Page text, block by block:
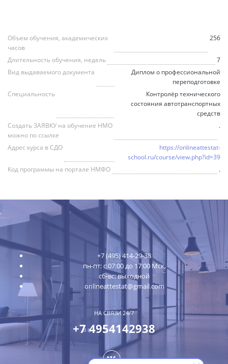
Объем обучения, академических
часов
256
Длительность обучения, недель
7
Вид выдаваемого документа
Диплом о профессиональной
переподготовке
Специальность
Контролёр технического
состояния автотранспортных
средств
Создать ЗАЯВКУ на обучение НМО
можно по ссылке
.
Адрес курса в СДО
https://onlineattestat-
school.ru/course/view.php?id=39
Код программы на портале НМФО
.
+7 (495) 414-29-38
пн-пт: с 07:00 до 17:00 Мск,
сб-вс: выходной
onlineattestat@gmail.com
НА СВЯЗИ 24/7
+7 4954142938